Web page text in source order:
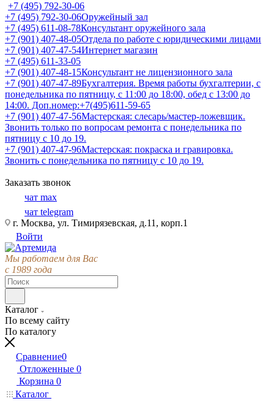
+7 (495) 792-30-06
+7 (495) 792-30-06Оружейный зал
+7 (495) 611-08-78Консультант оружейного зала
+7 (901) 407-48-05Отдела по работе с юридическими лицами
+7 (901) 407-47-54Интернет магазин
+7 (495) 611-33-05
+7 (901) 407-48-15Консультант не лицензионного зала
+7 (901) 407-47-89Бухгалтерия. Время работы бухгалтерии, с
понедельника по пятницу, с 11:00 до 18:00, обед с 13:00 до
14:00. Доп.номер:+7(495)611-59-65
+7 (901) 407-47-56Мастерская: слесарь/мастер-ложевщик.
Звонить только по вопросам ремонта с понедельника по
пятницу с 10 до 19.
+7 (901) 407-47-96Мастерская: покраска и гравировка.
Звонить с понедельника по пятницу с 10 до 19.
Заказать звонок
чат max
чат telegram
г. Москва, ул. Тимирязевская, д.11, корп.1
Войти
Мы работаем для Вас
с 1989 года
Каталог
По всему сайту
По каталогу
Сравнение0
Отложенные 0
Корзина 0
Каталог